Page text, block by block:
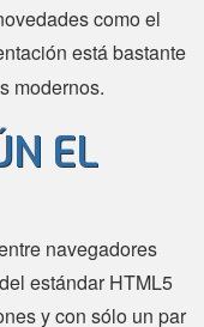
como el
está bastante
modernos.
EL
navegadores
estándar HTML5
y con sólo un par